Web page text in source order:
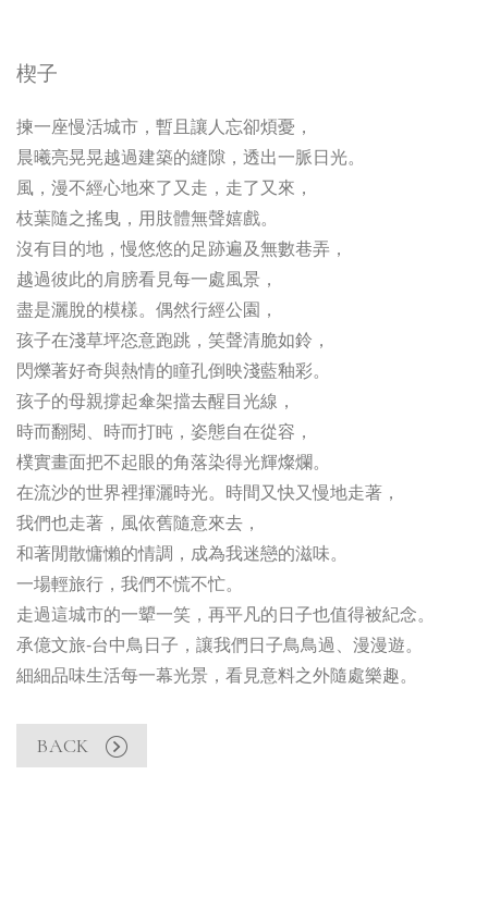
楔子
揀一座慢活城市，暫且讓人忘卻煩憂，
晨曦亮晃晃越過建築的縫隙，透出一脈日光。
風，漫不經心地來了又走，走了又來，
枝葉隨之搖曳，用肢體無聲嬉戲。
沒有目的地，慢悠悠的足跡遍及無數巷弄，
越過彼此的肩膀看見每一處風景，
盡是灑脫的模樣。偶然行經公園，
孩子在淺草坪恣意跑跳，笑聲清脆如鈴，
閃爍著好奇與熱情的瞳孔倒映淺藍釉彩。
孩子的母親撐起傘架擋去醒目光線，
時而翻閱、時而打盹，姿態自在從容，
樸實畫面把不起眼的角落染得光輝燦爛。
在流沙的世界裡揮灑時光。時間又快又慢地走著，
我們也走著，風依舊隨意來去，
和著閒散慵懶的情調，成為我迷戀的滋味。
一場輕旅行，我們不慌不忙。
走過這城市的一顰一笑，再平凡的日子也值得被紀念。
承億文旅-台中鳥日子，讓我們日子鳥鳥過、漫漫遊。
細細品味生活每一幕光景，看見意料之外隨處樂趣。
BACK